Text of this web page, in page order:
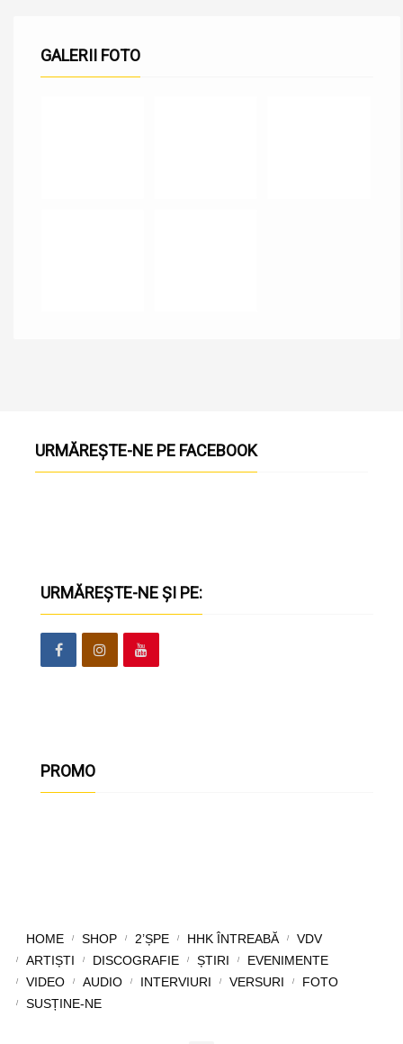
GALERII FOTO
URMĂREȘTE-NE PE FACEBOOK
URMĂREȘTE-NE ȘI PE:
PROMO
HOME SHOP 2’ȘPE HHK ÎNTREABĂ
VDV
ARTIȘTI
DISCOGRAFIE ȘTIRI
EVENIMENTE
VIDEO
AUDIO INTERVIURI VERSURI
FOTO
SUSȚINE-NE